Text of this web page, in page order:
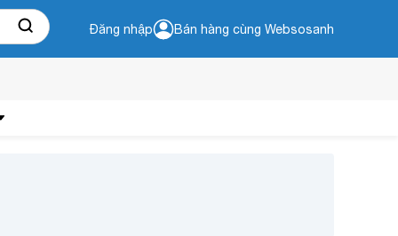
Đăng nhập Bán hàng cùng Websosanh